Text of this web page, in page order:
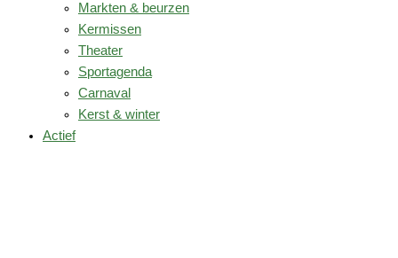
Markten & beurzen
Kermissen
Theater
Sportagenda
Carnaval
Kerst & winter
Actief